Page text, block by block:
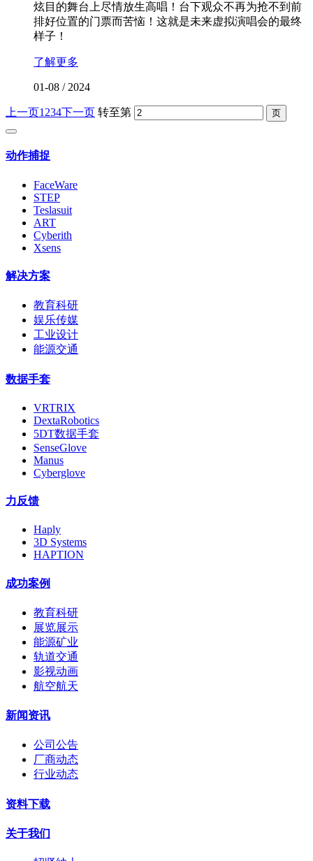
炫目的舞台上尽情放生高唱！台下观众不再为抢不到前
排好位置的门票而苦恼！这就是未来虚拟演唱会的最终
样子！
了解更多
01-08 / 2024
上一页1 234下一页 转至第
动作捕捉
FaceWare
STEP
Teslasuit
ART
Cyberith
Xsens
解决方案
教育科研
娱乐传媒
工业设计
能源交通
数据手套
VRTRIX
DextaRobotics
5DT数据手套
SenseGlove
Manus
Cyberglove
力反馈
Haply
3D Systems
HAPTION
成功案例
教育科研
展览展示
能源矿业
轨道交通
影视动画
航空航天
新闻资讯
公司公告
厂商动态
行业动态
资料下载
关于我们